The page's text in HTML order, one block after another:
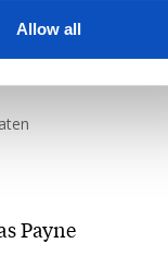
Allow all
Payne